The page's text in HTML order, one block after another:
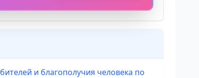
и благополучия человека по